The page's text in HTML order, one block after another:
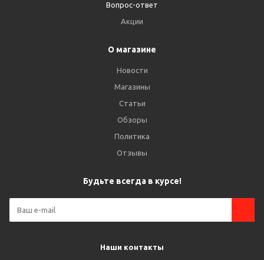
Вопрос-ответ
Акции
О магазине
Новости
Магазины
Статьи
Обзоры
Политика
Отзывы
Будьте всегда в курсе!
Наши контакты